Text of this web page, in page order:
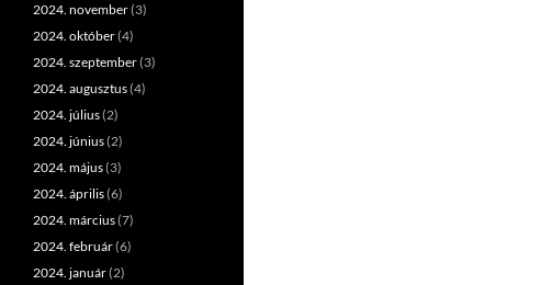
2024. november(3)
2024. október(4)
2024. szeptember(3)
2024. augusztus(4)
2024. július(2)
2024. június(2)
2024. május(3)
2024. április(6)
2024. március(7)
2024. február(6)
2024. január(2)